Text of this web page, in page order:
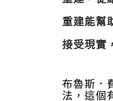
重建能幫
接受現實
布魯斯．
法，這個